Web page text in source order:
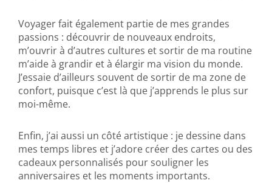
Voyager fait également partie de mes grandes
passions : découvrir de nouveaux endroits,
m’ouvrir à d’autres cultures et sortir de ma routine
m’aide à grandir et à élargir ma vision du monde.
J’essaie d’ailleurs souvent de sortir de ma zone de
confort, puisque c’est là que j’apprends le plus sur
moi-même.
Enfin, j’ai aussi un côté artistique : je dessine dans
mes temps libres et j’adore créer des cartes ou des
cadeaux personnalisés pour souligner les
anniversaires et les moments importants.